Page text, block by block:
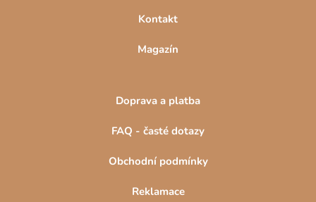
Kontakt
Magazín
Doprava a platba
FAQ - časté dotazy
Obchodní podmínky
Reklamace